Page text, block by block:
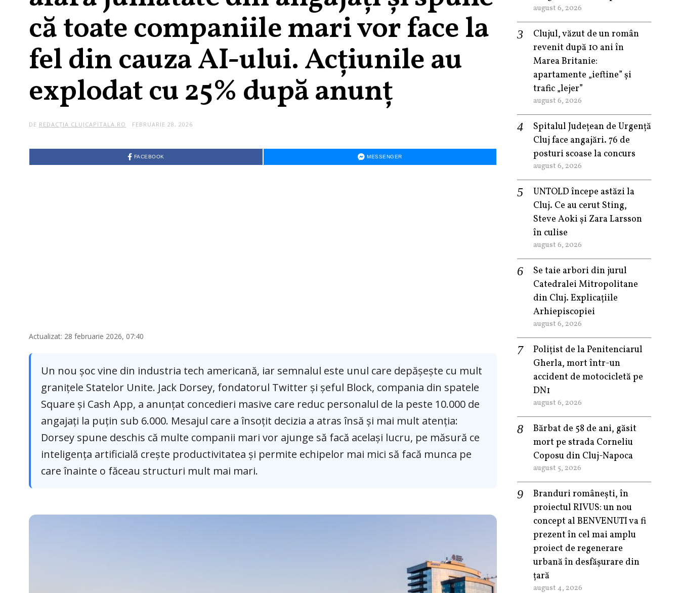
că toate companiile mari vor face la
fel din cauza AI-ului. Acţiunile au
explodat cu 25% după anunţ
DE REDACȚIA CLUJCAPITALA.RO FEBRUARIE 28, 2026
FACEBOOK MESSENGER
Actualizat: 28 februarie 2026, 07:40
Un nou șoc vine din industria tech americană, iar semnalul este unul care depășește cu mult
granițele Statelor Unite. Jack Dorsey, fondatorul Twitter și șeful Block, compania din spatele
Square și Cash App, a anunțat concedieri masive care reduc personalul de la peste 10.000 de
angajați la puțin sub 6.000. Mesajul care a însoțit decizia a atras însă și mai mult atenția:
Dorsey spune deschis că multe companii mari vor ajunge să facă același lucru, pe măsură ce
inteligența artificială crește productivitatea și permite echipelor mai mici să facă munca pe
care înainte o făceau structuri mult mai mari.
august 6, 2026
Clujul, văzut de un român
revenit după 10 ani în
Marea Britanie:
apartamente „ieftine” și
trafic „lejer”
august 6, 2026
Spitalul Județean de Urgență
Cluj face angajări. 76 de
posturi scoase la concurs
august 6, 2026
UNTOLD începe astăzi la
Cluj. Ce au cerut Sting,
Steve Aoki și Zara Larsson
în culise
august 6, 2026
Se taie arbori din jurul
Catedralei Mitropolitane
din Cluj. Explicațiile
Arhiepiscopiei
august 6, 2026
Polițist de la Penitenciarul
Gherla, mort într-un
accident de motocicletă pe
DN1
august 6, 2026
Bărbat de 58 de ani, găsit
mort pe strada Corneliu
Coposu din Cluj-Napoca
august 5, 2026
Branduri românești, în
proiectul RIVUS: un nou
concept al BENVENUTI va fi
prezent în cel mai amplu
proiect de regenerare
urbană în desfășurare din
țară
august 4, 2026